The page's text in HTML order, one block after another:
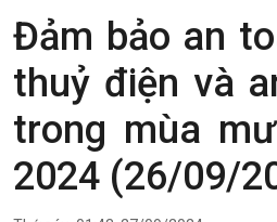
Giới thiệu
Đảm bảo an
thuỷ điện và
trong mùa
2024 (26/09/